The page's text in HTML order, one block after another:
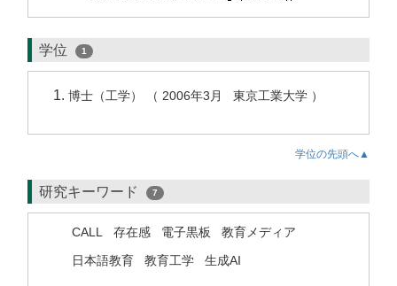
学位 1
博士（工学） （ 2006年3月 東京工業大学 ）
学位の先頭へ▲
研究キーワード 7
CALL 存在感 電子黒板
教育メディア
日本語教育
教育工学 生成AI